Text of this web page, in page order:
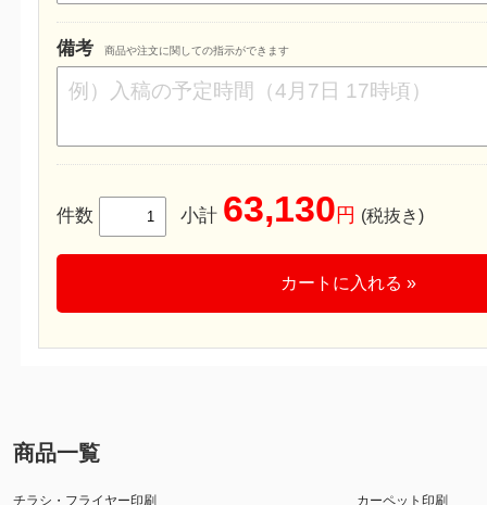
備考 商品や注文に関しての指示ができます
件数 小計 63,130 円 (税抜き)
カートに入れる »
商品一覧
チラシ・フライヤー印刷 カーペット印刷